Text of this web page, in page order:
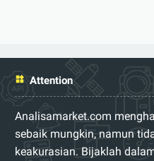
Attention
Analisamarket.com
sebaik mungkin, namun
keakurasian. Bijaklah